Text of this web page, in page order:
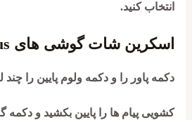
انتخاب کنید.
اسکرین شات گوشی های Asus:
دکمه پاور را و دکمه ولوم پایین را چند
کشویی پیام ها را پایین بکشید و